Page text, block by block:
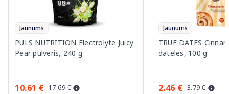
Jaunums
PULS NUTRITION Electrolyte Juicy
Pear pulveris, 240 g
10.61 € 17.69 €
Jaunums
TRUE DATES
dateles, 100 g
2.46 € 3.79 €